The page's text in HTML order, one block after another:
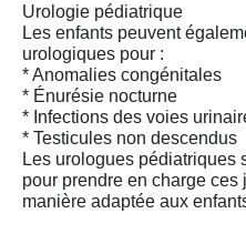
Urologie pédiatrique
Les enfants peuvent
urologiques pour :
* Anomalies congénitales
* Énurésie nocturne
* Infections des voies
* Testicules non descendus
Les urologues pédiatriques
pour prendre en charge ces
manière adaptée aux